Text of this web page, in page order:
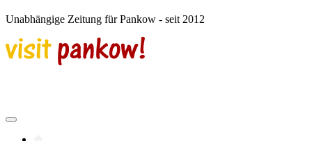
Unabhängige Zeitung für Pankow - seit 2012